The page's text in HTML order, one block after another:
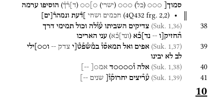
סמוך[
○○○
(כל)
○○○
(ישרי)
○]○○
(ד]ר֯ך֯) הוסיפו ערמה
(4Q432 frg. 2,2) חכמים ושחי ]ד֯עת ונמהר֯ ים
38
(Suk. 1,36) צדיקים השביתו ע֯ו֯לה וכול תמימי דרך
ה֯חזיק[ו -- נד]כ֯א (ונד]כ֯א) עני האריכו
39
(Suk. 1,37) אפים ואל תמאס֯ו֯ במ֯ש֯פ֯ט֯[י צדק -- ו○○]ילי
לב לא יבינו
40
(Suk. 1,38) אלה ו֯○○○○ד אמ○[ --]
41
(Suk. 1,39) ע֯ר֯יצים יחרוק֯ו֯[ שנים --]
10